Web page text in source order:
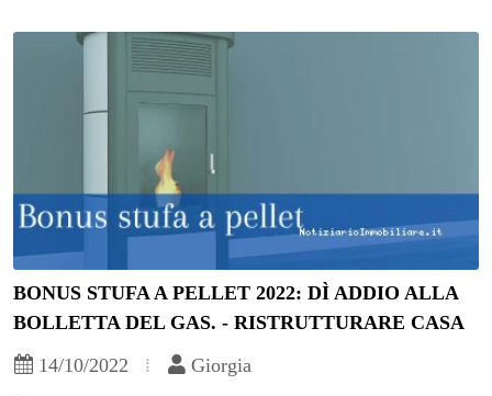
BONUS STUFA A PELLET 2022: DÌ ADDIO ALLA
BOLLETTA DEL GAS. - RISTRUTTURARE CASA
14/10/2022
Giorgia